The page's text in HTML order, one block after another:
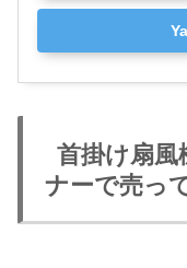
首掛け扇風
ナーで売っ